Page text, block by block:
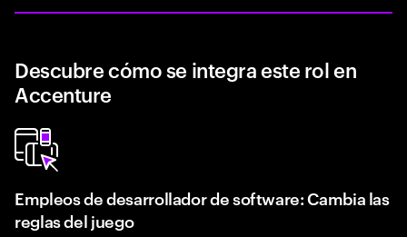
Descubre cómo se integra este rol en
Accenture
Empleos de desarrollador de software: Cambia las
reglas del juego